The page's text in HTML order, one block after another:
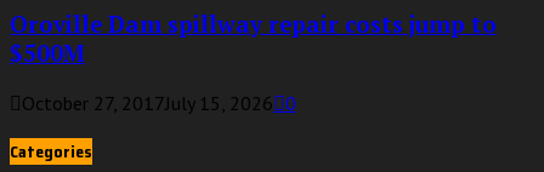
Oroville Dam spillway repair costs jump to
$500M
October 27, 2017July 15, 2026 0
Categories